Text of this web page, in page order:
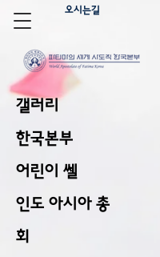
오시는길
갤러리
한국본부
어린이 쎌
인도 아시아 총
회